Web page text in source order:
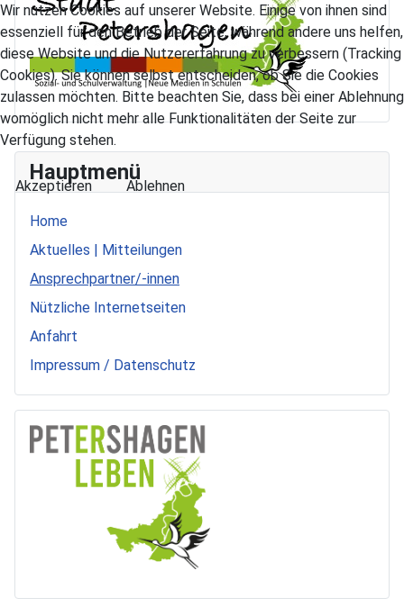
Hauptmenü
Home
Aktuelles | Mitteilungen
Ansprechpartner/-innen
Nützliche Internetseiten
Anfahrt
Impressum / Datenschutz
Wir nutzen Cookies auf unserer Website. Einige von ihnen sind
essenziell für den Betrieb der Seite, während andere uns helfen,
diese Website und die Nutzererfahrung zu verbessern (Tracking
Cookies). Sie können selbst entscheiden, ob Sie die Cookies
zulassen möchten. Bitte beachten Sie, dass bei einer Ablehnung
womöglich nicht mehr alle Funktionalitäten der Seite zur
Verfügung stehen.
Akzeptieren Ablehnen